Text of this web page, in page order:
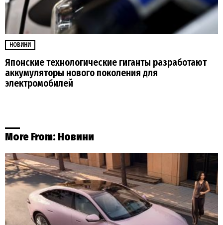
НОВИНИ
Японские технологические гиганты разработают
аккумуляторы нового поколения для
электромобилей
More From: Новини